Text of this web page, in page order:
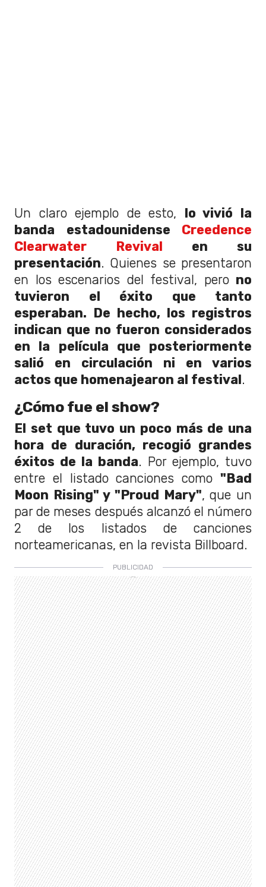
Un claro ejemplo de esto, lo vivió la
banda estadounidense Creedence
Clearwater Revival en su
presentación. Quienes se presentaron
en los escenarios del festival, pero no
tuvieron el éxito que tanto
esperaban. De hecho, los registros
indican que no fueron considerados
en la película que posteriormente
salió en circulación ni en varios
actos que homenajearon al festival.
¿Cómo fue el show?
El set que tuvo un poco más de una
hora de duración, recogió grandes
éxitos de la banda. Por ejemplo, tuvo
entre el listado canciones como "Bad
Moon Rising" y "Proud Mary", que un
par de meses después alcanzó el número
2 de los listados de canciones
norteamericanas, en la revista Billboard.